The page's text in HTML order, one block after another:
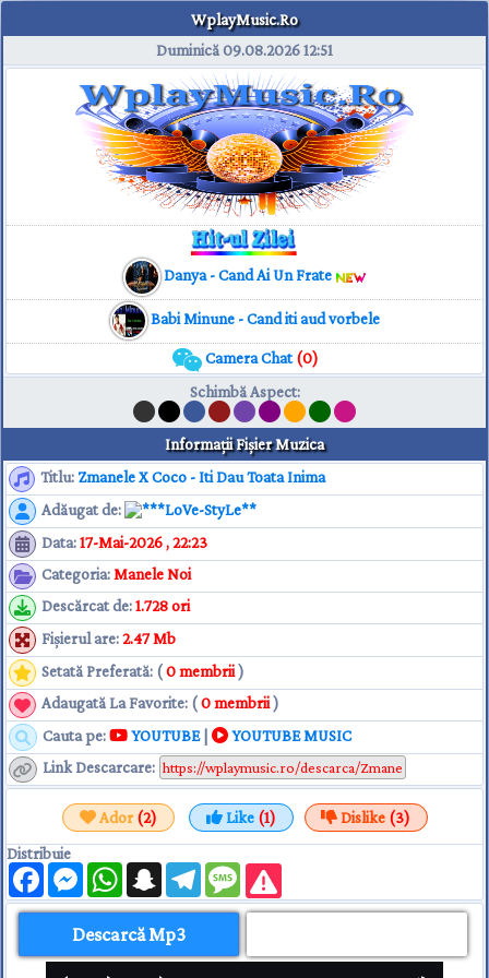
WplayMusic.Ro
Duminică 09.08.202612:51
Danya - Cand Ai Un Frate
Babi Minune - Cand iti aud vorbele
Camera Chat(0)
Schimbă Aspect:
Informaţii Fişier Muzica
Titlu: Zmanele X Coco - Iti Dau Toata Inima
Adăugat de:
**LoVe-StyLe**
Data:17-Mai-2026 , 22:23
Categoria: Manele Noi
Descărcat de:1.728 ori
Fişierul are:2.47 Mb
Setată Preferată: (0 membrii )
Adaugată La Favorite: (0 membrii )
Cauta pe:
YOUTUBE|
YOUTUBE MUSIC
Link Descarcare:
Ador(2) Like (1) Dislike (3)
Distribuie
FacebookMessengerWhatsAppSnapchatTelegramMessage
Descarcă Mp3